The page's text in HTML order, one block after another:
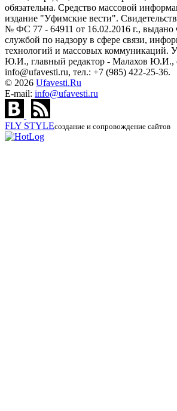
обязательна. Средство массовой
издание "Уфимские вести".
№ ФС 77 - 64911 от 16.02.2016 г., выдано
службой по надзору в сфере связи,
технологий и массовых коммуникаций.
Ю.И., главный редактор - Малахов Ю.И.,
info@ufavesti.ru, тел.: +7 (985) 422-25-36.
© 2026 Ufavesti.Ru
E-mail: info@ufavesti.ru
FLY STYLEсоздание и сопровождение сайтов